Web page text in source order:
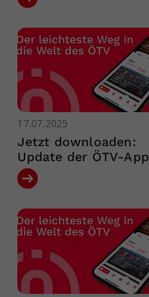
17.07.2025
Jetzt downloaden:
Update der ÖTV-App